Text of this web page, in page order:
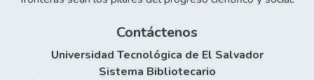
Contáctenos
Universidad Tecnológica de El Salvador
Sistema Bibliotecario